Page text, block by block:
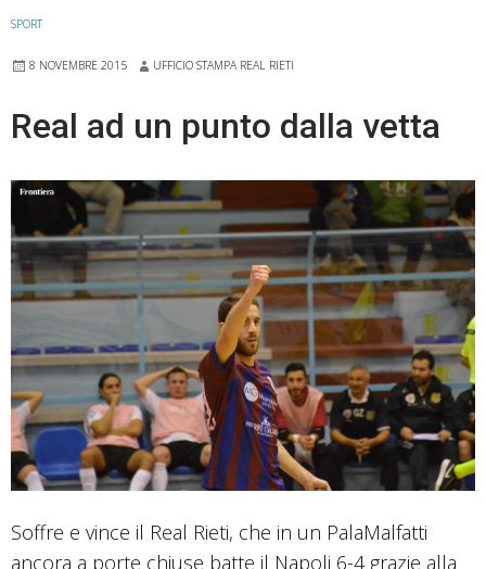
SPORT
8 NOVEMBRE 2015 UFFICIO STAMPA REAL RIETI
Real ad un punto dalla vetta
Soffre e vince il Real Rieti, che in un PalaMalfatti
ancora a porte chiuse batte il Napoli 6-4 grazie alla